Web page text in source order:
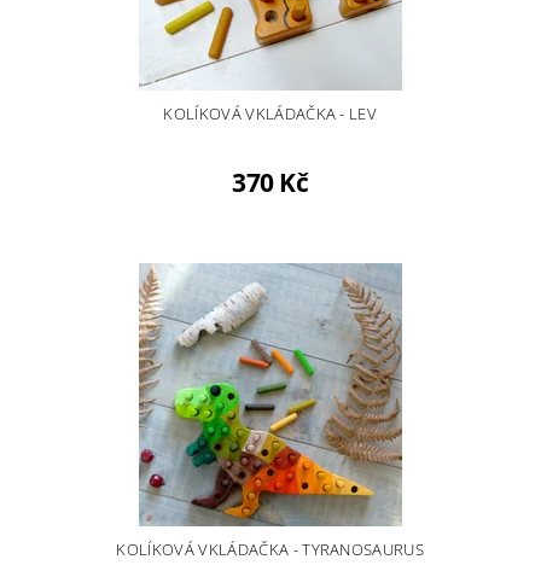
KOLÍKOVÁ VKLÁDAČKA - LEV
370 Kč
KOLÍKOVÁ VKLÁDAČKA - TYRANOSAURUS